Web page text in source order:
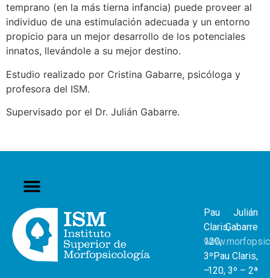
temprano (en la más tierna infancia) puede proveer al
individuo de una estimulación adecuada y un entorno
propicio para un mejor desarrollo de los potenciales
innatos, llevándole a su mejor destino.
Estudio realizado por Cristina Gabarre, psicóloga y
profesora del ISM.
Supervisado por el Dr. Julián Gabarre.
Pau
Claris,
120,
3º
–
Julián
Gabarre
Pau Claris,
120, 3º – 2ª